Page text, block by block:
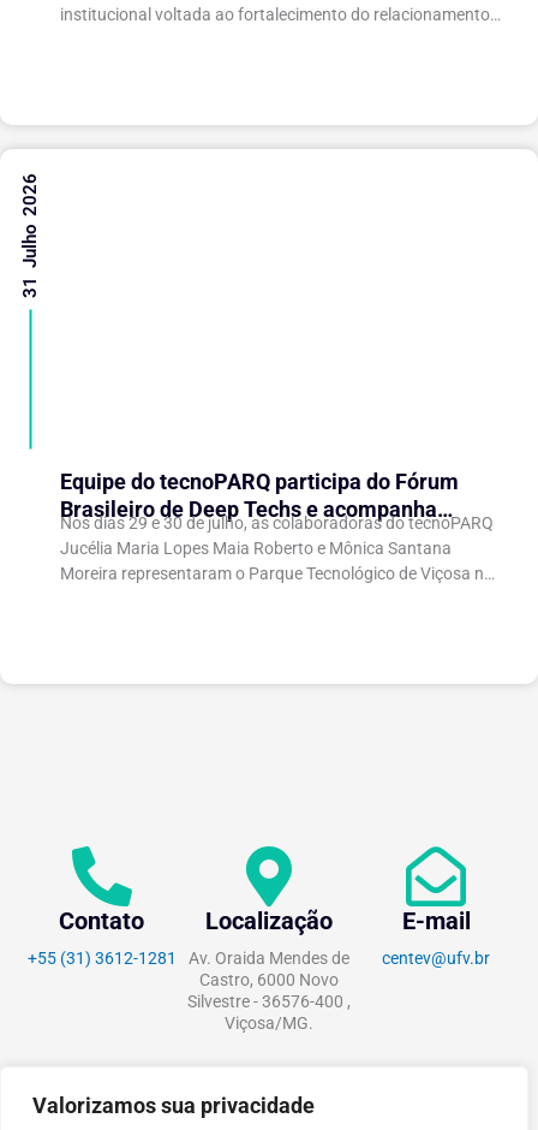
Valorizamos sua privacidade
institucional voltada ao fortalecimento do relacionamento
Equipe do tecnoPARQ participa do Fórum
Brasileiro de Deep Techs e acompanha
debates sobre políticas para inovação
científica
Nos dias 29 e 30 de julho, as colaboradoras do tecnoPARQ
Jucélia Maria Lopes Maia Roberto e Mônica Santana
Moreira representaram o Parque Tecnológico de Viçosa no
31 Julho 2026
Contato
+55 (31) 3612-1281
Localização
Av. Oraida Mendes de
Castro, 6000 Novo
Silvestre - 36576-400 ,
Viçosa/MG.
E-mail
centev@ufv.br